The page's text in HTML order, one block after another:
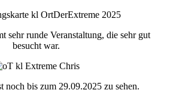
sehr runde Veranstaltung, die sehr gut
besucht war.
noch bis zum 29.09.2025 zu sehen.